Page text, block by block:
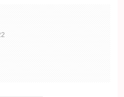
一体化温控加热取样装置，从而有